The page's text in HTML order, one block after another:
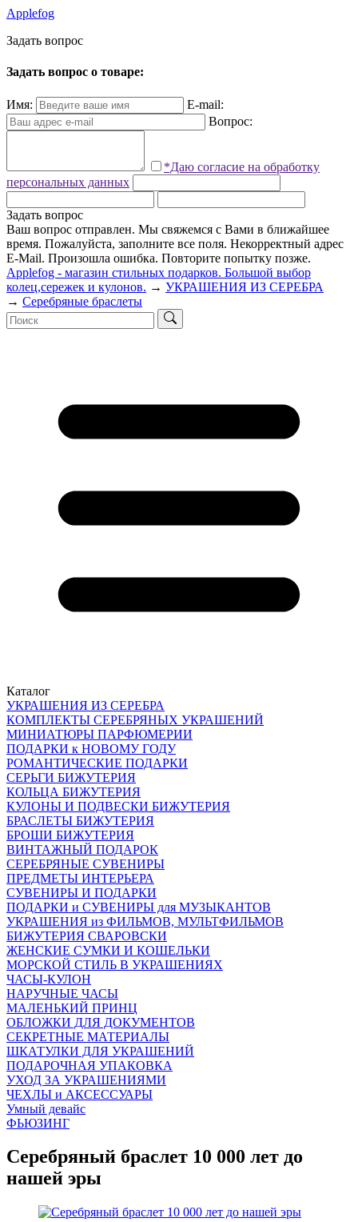
Applefog
Задать вопрос
Задать вопрос о товаре:
Имя:
E-mail:
Вопрос:
*Даю согласие на обработку
персональных данных
Задать вопрос
Ваш вопрос отправлен. Мы свяжемся с Вами в ближайшее
время. Пожалуйста, заполните все поля. Некорректный адрес
E-Mail. Произошла ошибка. Повторите попытку позже.
Applefog - магазин стильных подарков. Большой выбор
колец,сережек и кулонов. → УКРАШЕНИЯ ИЗ СЕРЕБРА
→ Серебряные браслеты
Каталог
УКРАШЕНИЯ ИЗ СЕРЕБРА
КОМПЛЕКТЫ СЕРЕБРЯНЫХ УКРАШЕНИЙ
МИНИАТЮРЫ ПАРФЮМЕРИИ
ПОДАРКИ к НОВОМУ ГОДУ
РОМАНТИЧЕСКИЕ ПОДАРКИ
СЕРЬГИ БИЖУТЕРИЯ
КОЛЬЦА БИЖУТЕРИЯ
КУЛОНЫ И ПОДВЕСКИ БИЖУТЕРИЯ
БРАСЛЕТЫ БИЖУТЕРИЯ
БРОШИ БИЖУТЕРИЯ
ВИНТАЖНЫЙ ПОДАРОК
СЕРЕБРЯНЫЕ СУВЕНИРЫ
ПРЕДМЕТЫ ИНТЕРЬЕРА
СУВЕНИРЫ И ПОДАРКИ
ПОДАРКИ и СУВЕНИРЫ для МУЗЫКАНТОВ
УКРАШЕНИЯ из ФИЛЬМОВ, МУЛЬТФИЛЬМОВ
БИЖУТЕРИЯ СВАРОВСКИ
ЖЕНСКИЕ СУМКИ И КОШЕЛЬКИ
МОРСКОЙ СТИЛЬ В УКРАШЕНИЯХ
ЧАСЫ-КУЛОН
НАРУЧНЫЕ ЧАСЫ
МАЛЕНЬКИЙ ПРИНЦ
ОБЛОЖКИ ДЛЯ ДОКУМЕНТОВ
СЕКРЕТНЫЕ МАТЕРИАЛЫ
ШКАТУЛКИ ДЛЯ УКРАШЕНИЙ
ПОДАРОЧНАЯ УПАКОВКА
УХОД ЗА УКРАШЕНИЯМИ
ЧEХЛЫ и АКСЕССУАРЫ
Умный девайс
ФЬЮЗИНГ
Серебряный браслет 10 000 лет до
нашей эры